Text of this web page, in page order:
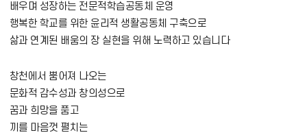
배우며 성장하는 전문적학습공동체 운영
행복한 학교를 위한 윤리적 생활공동체 구축으로
삶과 연계된 배움의 장 실현을 위해 노력하고 있습니다
창천에서 뿜어져 나오는
문화적 감수성과 창의성으로
꿈과 희망을 품고
끼를 마음껏 펼치는